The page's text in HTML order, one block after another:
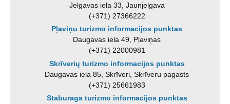
Jelgavas iela 33, Jaunjelgava
(+371) 27366222
Pļaviņu turizmo informacijos punktas
Daugavas iela 49, Pļaviņas
(+371) 22000981
Skrīverių turizmo informacijos punktas
Daugavas iela 85, Skrīveri, Skrīveru pagasts
(+371) 25661983
Staburaga turizmo informacijos punktas